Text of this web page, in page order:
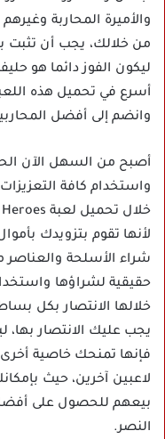
والأميرة المحاربة
من خلالك، يجب أن تثبت
أسرع في تحميل هذه
وانضم إلى أفضل
أصبح من السهل الآن
واستخدام كافة
لأنها تقوم بتزويدك
شراء الأسلحة والعناصر
حقيقية لشراؤها
خلالها الانتصار بكل
يجب عليك الانتصار
فإنها تمنحك خاصية
لاعبين آخرين، حيث
بيعهم للحصول على أفضل
النصر.